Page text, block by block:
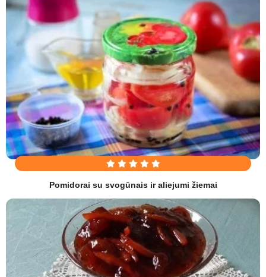
Pomidorai su svogūnais ir aliejumi žiemai